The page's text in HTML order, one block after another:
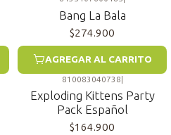
Bang La Bala
$274.900
AGREGAR AL CARRITO
810083040738|
Exploding Kittens Party
Pack Español
$164.900